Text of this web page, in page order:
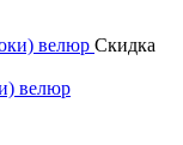
Скидка
велюр